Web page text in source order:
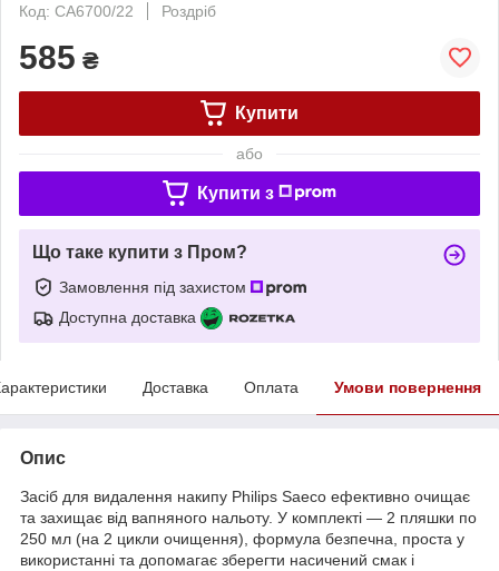
Код: CA6700/22
Роздріб
585 ₴
Купити
або
Купити з
Що таке купити з Пром?
Замовлення під захистом
Доступна доставка
Доставка Оплата Умови повернення
Опис
Засіб для видалення накипу Philips Saeco ефективно очищає
та захищає від вапняного нальоту. У комплекті — 2 пляшки по
250 мл (на 2 цикли очищення), формула безпечна, проста у
використанні та допомагає зберегти насичений смак і